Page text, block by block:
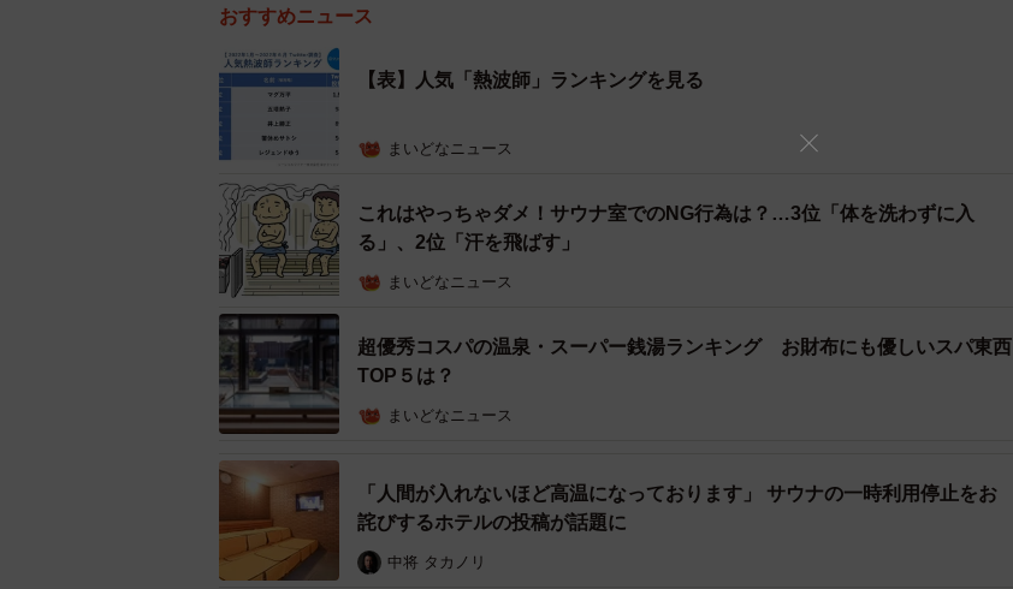
まず、「『サウナ』投稿数の推移」をみると、2020年1月の「21万6582件」から2022年6月
では「61万66件」と、約280%の大幅増加となっていました。
おすすめニュース
【表】人気「熱波師」ランキングを見る
まいどなニュース
これはやっちゃダメ！サウナ室でのNG行為は？…3位「体を洗わずに入
る」、2位「汗を飛ばす」
まいどなニュース
超優秀コスパの温泉・スーパー銭湯ランキング お財布にも優しいスパ東西
TOP５は？
まいどなニュース
「人間が入れないほど高温になっております」 サウナの一時利用停止をお
詫びするホテルの投稿が話題に
中将 タカノリ